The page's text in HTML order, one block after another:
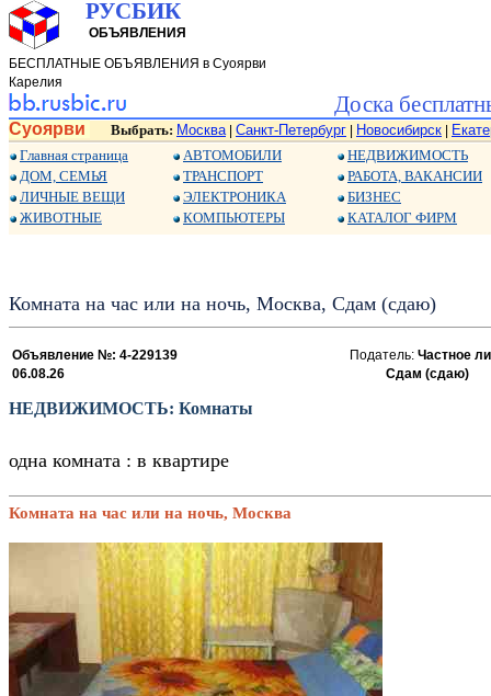
РУСБИК
ОБЪЯВЛЕНИЯ
БЕСПЛАТНЫЕ ОБЪЯВЛЕНИЯ в Суоярви
Карелия
Доска
Суоярви Выбрать: Москва| Санкт-Петербург Новосибирск
Главная страница
ДОМ, СЕМЬЯ
ЛИЧНЫЕ ВЕЩИ
ЖИВОТНЫЕ
АВТОМОБИЛИ
ТРАНСПОРТ
ЭЛЕКТРОНИКА
КОМПЬЮТЕРЫ
НЕДВИЖИМОСТЬ
РАБОТА, ВАКАНСИИ
БИЗНЕС
КАТАЛОГ ФИРМ
Комната на час или на ночь, Москва, Сдам (сдаю)
Объявление №: 4-229139
06.08.26
Податель: Частное
Сдам (сдаю)
НЕДВИЖИМОСТЬ: Комнаты
одна комната : в квартире
Комната на час или на ночь, Москва